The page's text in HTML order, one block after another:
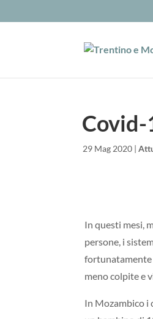
Covid-
29 Mag 2020 |
In questi mesi,
persone, i
fortunatamente
meno colpite e
In Mozambico i